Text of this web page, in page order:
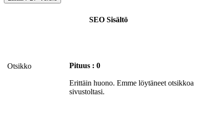
SEO Sisältö
Otsikko Pituus : 0
Erittäin huono. Emme löytäneet otsikkoa
sivustoltasi.